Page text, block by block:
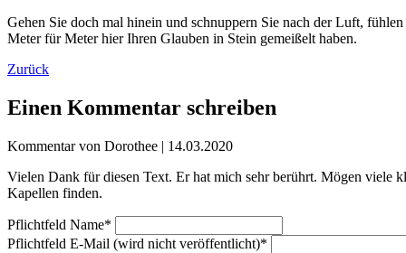
Gehen Sie doch mal hinein und schnuppern Sie nach der Luft,
Meter für Meter hier Ihren Glauben in Stein gemeißelt haben.
Zurück
Einen Kommentar schreiben
Kommentar von Dorothee | 14.03.2020
Vielen Dank für diesen Text. Er hat mich sehr berührt. Mögen viele
Kapellen finden.
Pflichtfeld Name*
Pflichtfeld E-Mail (wird nicht veröffentlicht)*